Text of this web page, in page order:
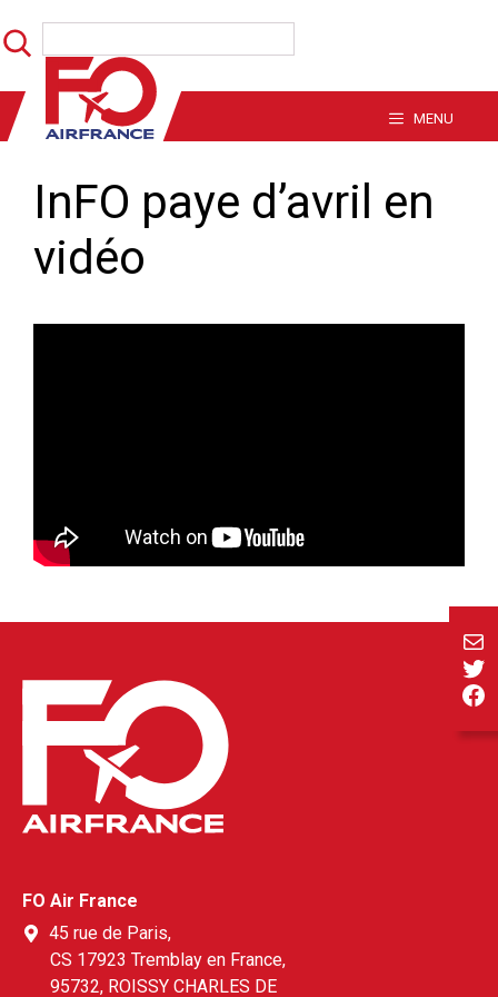
au
contenu
Rechercher
MENU
InFO paye d’avril en
vidéo
FO Air France
45 rue de Paris,
CS 17923 Tremblay en France,
95732, ROISSY CHARLES DE
E-